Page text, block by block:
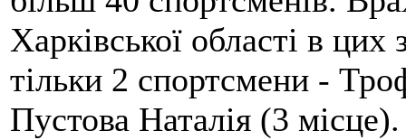
Харківської області в
тільки 2 спортсмени -
Пустова Наталія (3 місце).